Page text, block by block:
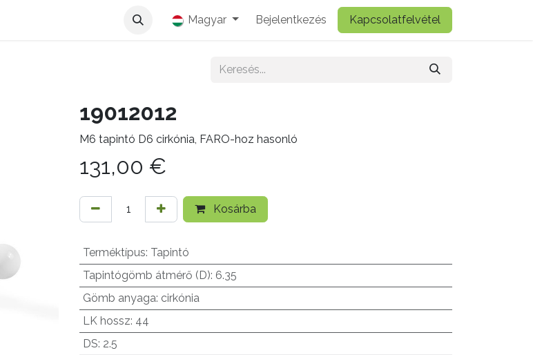
Magyar Bejelentkezés Kapcsolatfelvétel
19012012
M6 tapintó D6 cirkónia, FARO-hoz hasonló
131,00 €
Kosárba
Terméktípus: Tapintó
Tapintógömb átmérő (D): 6.35
Gömb anyaga: cirkónia
LK hossz: 44
DS: 2.5